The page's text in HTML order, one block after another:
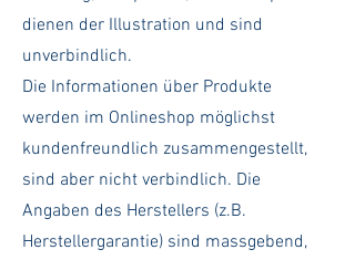
dienen der Illustration und sind
unverbindlich.
Die Informationen über Produkte
werden im Onlineshop möglichst
kundenfreundlich zusammengestellt,
sind aber nicht verbindlich. Die
Angaben des Herstellers (z.B.
Herstellergarantie) sind massgebend,